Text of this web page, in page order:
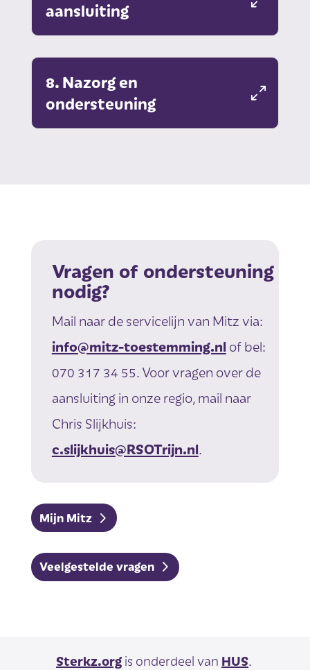
aansluiting
8. Nazorg en
ondersteuning
Vragen of ondersteuning
nodig?
Mail naar de servicelijn van Mitz via:
info@mitz-toestemming.nl of bel:
070 317 34 55. Voor vragen over de
aansluiting in onze regio, mail naar
Chris Slijkhuis:
c.slijkhuis@RSOTrijn.nl.
Mijn Mitz
Veelgestelde vragen
Sterkz.orgis onderdeel van HUS.